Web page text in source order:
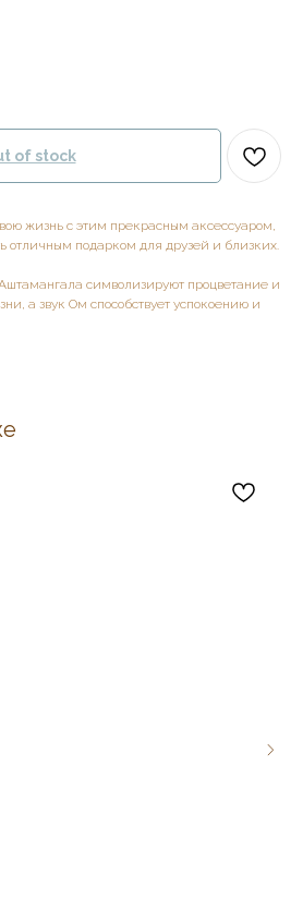
of stock
жизнь с этим прекрасным аксессуаром,
отличным подарком для друзей и близких.
символизируют процветание и
а звук Ом способствует успокоению и